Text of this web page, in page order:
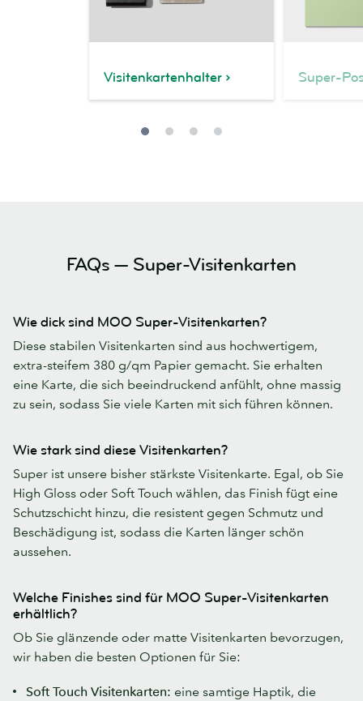
Visitenkartenhalter Super-
FAQs — Super-Visitenkarten
Wie dick sind MOO Super-Visitenkarten?
Diese stabilen Visitenkarten sind aus hochwertigem,
extra-steifem 380 g/qm Papier gemacht. Sie erhalten
eine Karte, die sich beeindruckend anfühlt, ohne massig
zu sein, sodass Sie viele Karten mit sich führen können.
Wie stark sind diese Visitenkarten?
Super ist unsere bisher stärkste Visitenkarte. Egal, ob Sie
High Gloss oder Soft Touch wählen, das Finish fügt eine
Schutzschicht hinzu, die resistent gegen Schmutz und
Beschädigung ist, sodass die Karten länger schön
aussehen.
Welche Finishes sind für MOO Super-Visitenkarten
erhältlich?
Ob Sie glänzende oder matte Visitenkarten bevorzugen,
wir haben die besten Optionen für Sie:
Soft Touch Visitenkarten: eine samtige Haptik, die